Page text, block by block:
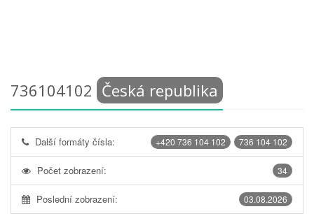
736104102 Česká republika
736 104 102
+420 736 104 102
Další formáty čísla:
34
Počet zobrazení:
03.08.2026
Poslední zobrazení: